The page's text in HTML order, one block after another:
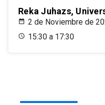
Reka Juhazs,
2 de Noviembre de
15:30 a 17:30